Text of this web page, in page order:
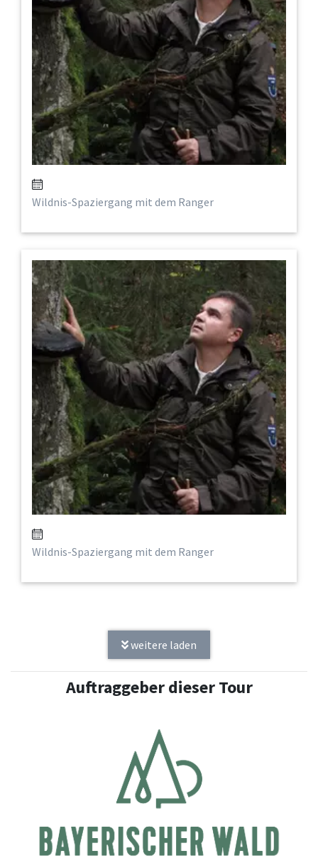
Wildnis-Spaziergang mit dem Ranger
Wildnis-Spaziergang mit dem Ranger
weitere laden
Auftraggeber dieser Tour